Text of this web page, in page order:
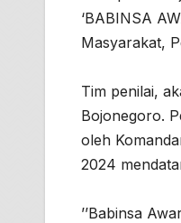
‘BABINSA
Masyarakat,
Tim penilai,
Bojonegoro.
oleh
2024
’’Babinsa